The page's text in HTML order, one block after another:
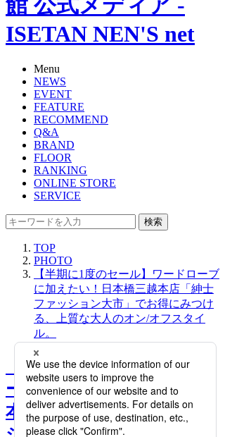
館 公式メディア -
ISETAN NEN'S net
Menu
NEWS
EVENT
FEATURE
RECOMMEND
Q&A
BRAND
FLOOR
RANKING
ONLINE STORE
SERVICE
検索
TOP
PHOTO
【半期に1度のセール】ワードローブ
に加えたい！日本橋三越本店「紳士
ファッション大市」でお得にみつけ
る、上質な大人のオン/オフスタイ
ル。
【半期に1度のセール】ワ
ードローブに加えたい！日
本橋三越本店「紳士ファッ